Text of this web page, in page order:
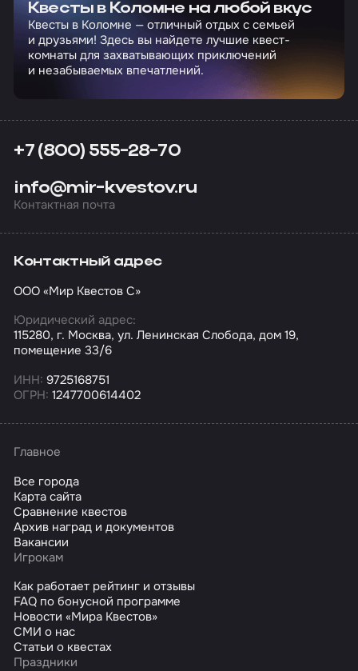
Квесты в Коломне на любой вкус
Квесты в Коломне — отличный отдых с семьей
и друзьями! Здесь вы найдете лучшие квест-
комнаты для захватывающих приключений
и незабываемых впечатлений.
+7 (800) 555-28-70
info@mir-kvestov.ru
Контактная почта
Контактный адрес
ООО «Мир Квестов С»
Юридический адрес:
115280, г. Москва, ул. Ленинская Слобода, дом 19,
помещение 33/6
ИНН: 9725168751
ОГРН: 1247700614402
Главное
Все города
Карта сайта
Сравнение квестов
Архив наград и документов
Вакансии
Игрокам
Как работает рейтинг и отзывы
FAQ по бонусной программе
Новости «Мира Квестов»
СМИ о нас
Статьи о квестах
Праздники